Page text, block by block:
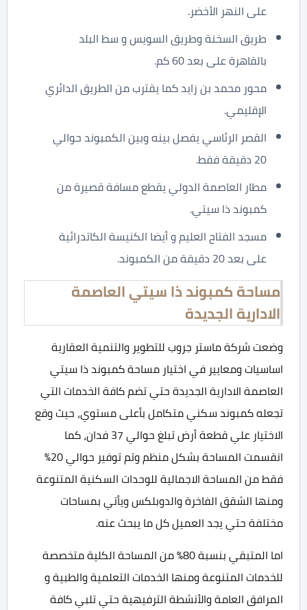
على النهر الأخضر.
طريق السخنة وطريق السويس و سط البلد
بالقاهرة على بعد 60 كم.
محور محمد بن زايد كما يقترب من الطريق الدائري
الإقليمي.
القصر الرئاسي يفصل بينه وبين الكمبوند حوالي
20 دقيقة فقط.
مطار العاصمة الدولي يقطع مسافة قصيرة من
كمبوند ذا سيتي.
مسجد الفتاح العليم و أيضا الكنيسة الكاتدرائية
على بعد 20 دقيقة من الكمبوند.
مساحة كمبوند ذا سيتي العاصمة
الادارية الجديدة
وضعت شركة ماستر جروب للتطوير والتنمية العقارية
اساسيات ومعايير في اختيار مساحة كمبوند ذا سيتي
العاصمة الادارية الجديدة حتي تضم كافة الخدمات التي
تجعله كمبوند سكني متكامل بأعلى مستوي، حيث وقع
الاختيار علي قطعة أرض تبلغ حوالي 37 فدان، كما
انقسمت المساحة بشكل منظم وتم توفير حوالي 20%
فقط من المساحة الاجمالية للوحدات السكنية المتنوعة
ومنها الشقق الفاخرة والدوبلكس ويأتي بمساحات
مختلفة حتي يجد العميل كل ما يبحث عنه.
اما المتبقي بنسبة 80% من المساحة الكلية متخصصة
للخدمات المتنوعة ومنها الخدمات التعلمية والطبية و
المرافق العامة والأنشطة الترفيهية حتي تلبي كافة